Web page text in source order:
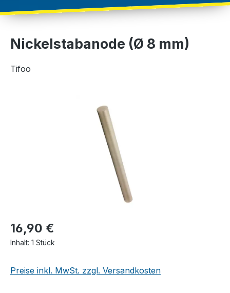
Nickelstabanode (Ø 8 mm)
Tifoo
16,90 €
Inhalt: 1 Stück
Preise inkl. MwSt. zzgl. Versandkosten